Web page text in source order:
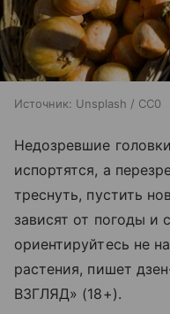
Источник: Unsplash / CC0
Недозревшие
испортятся, а
треснуть, пустить
зависят от погоды и
ориентируйтесь не
растения, пишет
ВЗГЛЯД» (18+).